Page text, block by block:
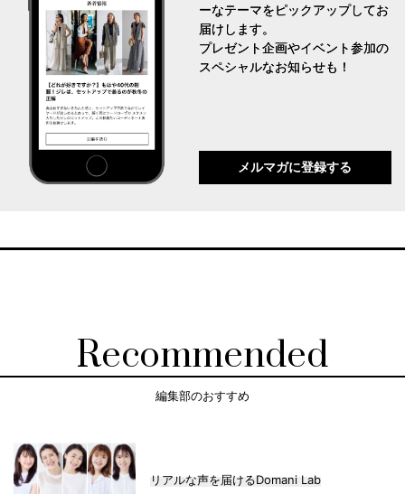
ーなテーマをピックアップしてお
届けします。
プレゼント企画やイベント参加の
スペシャルなお知らせも！
メルマガに登録する
Recommended
編集部のおすすめ
リアルな声を届けるDomani Lab